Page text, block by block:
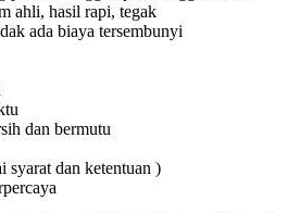
ahli, hasil rapi, tegak
ada biaya tersembunyi
dan bermutu
syarat dan ketentuan )